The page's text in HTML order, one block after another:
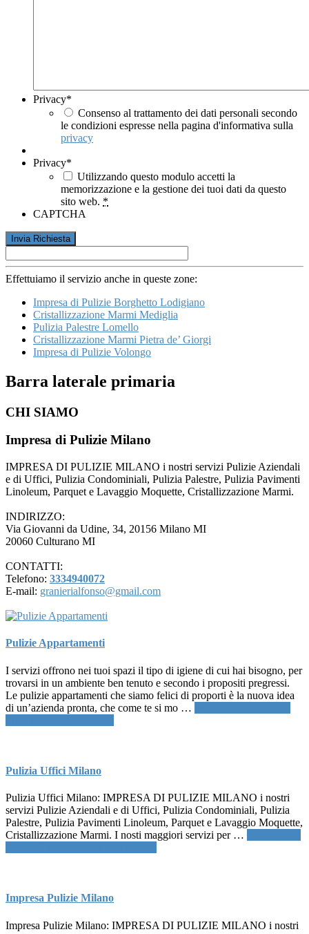
Privacy*
Consenso al trattamento dei dati personali secondo
le condizioni espresse nella pagina d'informativa sulla
privacy
Privacy*
Utilizzando questo modulo accetti la
memorizzazione e la gestione dei tuoi dati da questo
sito web. *
CAPTCHA
Effettuiamo il servizio anche in queste zone:
Impresa di Pulizie Borghetto Lodigiano
Cristallizzazione Marmi Mediglia
Pulizia Palestre Lomello
Cristallizzazione Marmi Pietra de’ Giorgi
Impresa di Pulizie Volongo
Barra laterale primaria
CHI SIAMO
Impresa di Pulizie Milano
IMPRESA DI PULIZIE MILANO i nostri servizi Pulizie Aziendali
e di Uffici, Pulizia Condominiali, Pulizia Palestre, Pulizia Pavimenti
Linoleum, Parquet e Lavaggio Moquette, Cristallizzazione Marmi.
INDIRIZZO:
Via Giovanni da Udine, 34, 20156 Milano MI
20060 Culturano MI
CONTATTI:
Telefono: 3334940072
E-mail: granierialfonso@gmail.com
Pulizie Appartamenti
I servizi offrono nei tuoi spazi il tipo di igiene di cui hai bisogno, per
trovarsi in un ambiente ben tenuto e secondo i propositi pregressi.
Le pulizie appartamenti che siamo felici di proporti è la nuova idea
di un’azienda pronta, che come te si mo …
Pulizia Uffici Milano
Pulizia Uffici Milano: IMPRESA DI PULIZIE MILANO i nostri
servizi Pulizie Aziendali e di Uffici, Pulizia Condominiali, Pulizia
Palestre, Pulizia Pavimenti Linoleum, Parquet e Lavaggio Moquette,
Cristallizzazione Marmi. I nosti maggiori servizi per …
Impresa Pulizie Milano
Impresa Pulizie Milano: IMPRESA DI PULIZIE MILANO i nostri